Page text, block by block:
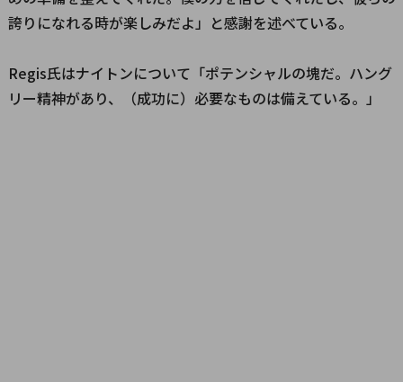
誇りになれる時が楽しみだよ」と感謝を述べている。
Regis氏はナイトンについて「ポテンシャルの塊だ。ハング
リー精神があり、（成功に）必要なものは備えている。」